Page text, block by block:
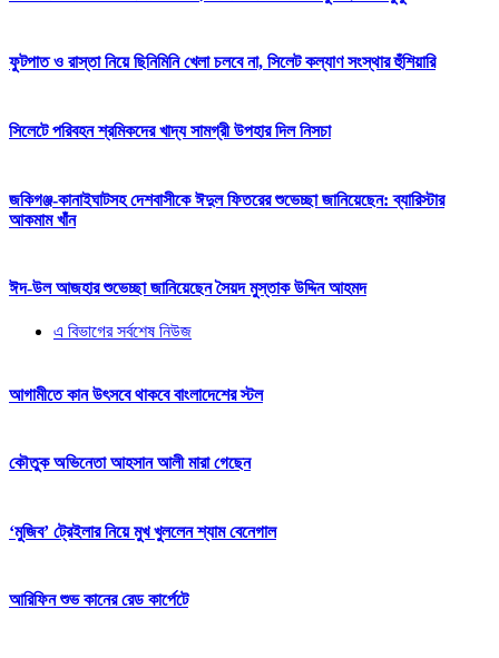
ফুটপাত ও রাস্তা নিয়ে ছিনিমিনি খেলা চলবে না, সিলেট কল্যাণ সংস্থার হুঁশিয়ারি
সিলেটে পরিবহন শ্রমিকদের খাদ্য সামগ্রী উপহার দিল নিসচা
জকিগঞ্জ-কানাইঘাটসহ দেশবাসীকে ঈদুল ফিতরের শুভেচ্ছা জানিয়েছেন: ব্যারিস্টার
আকমাম খাঁন
ঈদ-উল আজহার শুভেচ্ছা জানিয়েছেন সৈয়দ মুস্তাক উদ্দিন আহমদ
এ বিভাগের সর্বশেষ নিউজ
আগামীতে কান উৎসবে থাকবে বাংলাদেশের স্টল
কৌতুক অভিনেতা আহসান আলী মারা গেছেন
‘মুজিব’ ট্রেইলার নিয়ে মুখ খুললেন শ্যাম বেনেগাল
আরিফিন শুভ কানের রেড কার্পেটে